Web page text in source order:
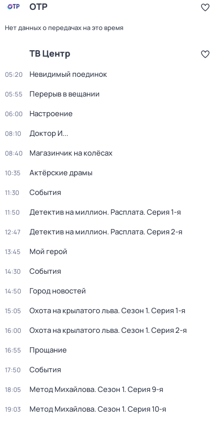
ОТР
Нет данных о передачах на это время
ТВ Центр
05:20 Невидимый поединок
05:55 Перерыв в вещании
06:00 Настроение
08:10 Доктор И...
08:40 Магазинчик на колёсах
10:35 Актёрские драмы
11:30 События
11:50 Детектив на миллион. Расплата. Серия 1-я
12:47 Детектив на миллион. Расплата. Серия 2-я
13:45 Мой герой
14:30 События
14:50 Город новостей
15:05 Охота на крылатого льва. Сезон 1. Серия 1-я
16:00 Охота на крылатого льва. Сезон 1. Серия 2-я
16:55 Прощание
17:50 События
18:05 Метод Михайлова. Сезон 1. Серия 9-я
19:03 Метод Михайлова. Сезон 1. Серия 10-я